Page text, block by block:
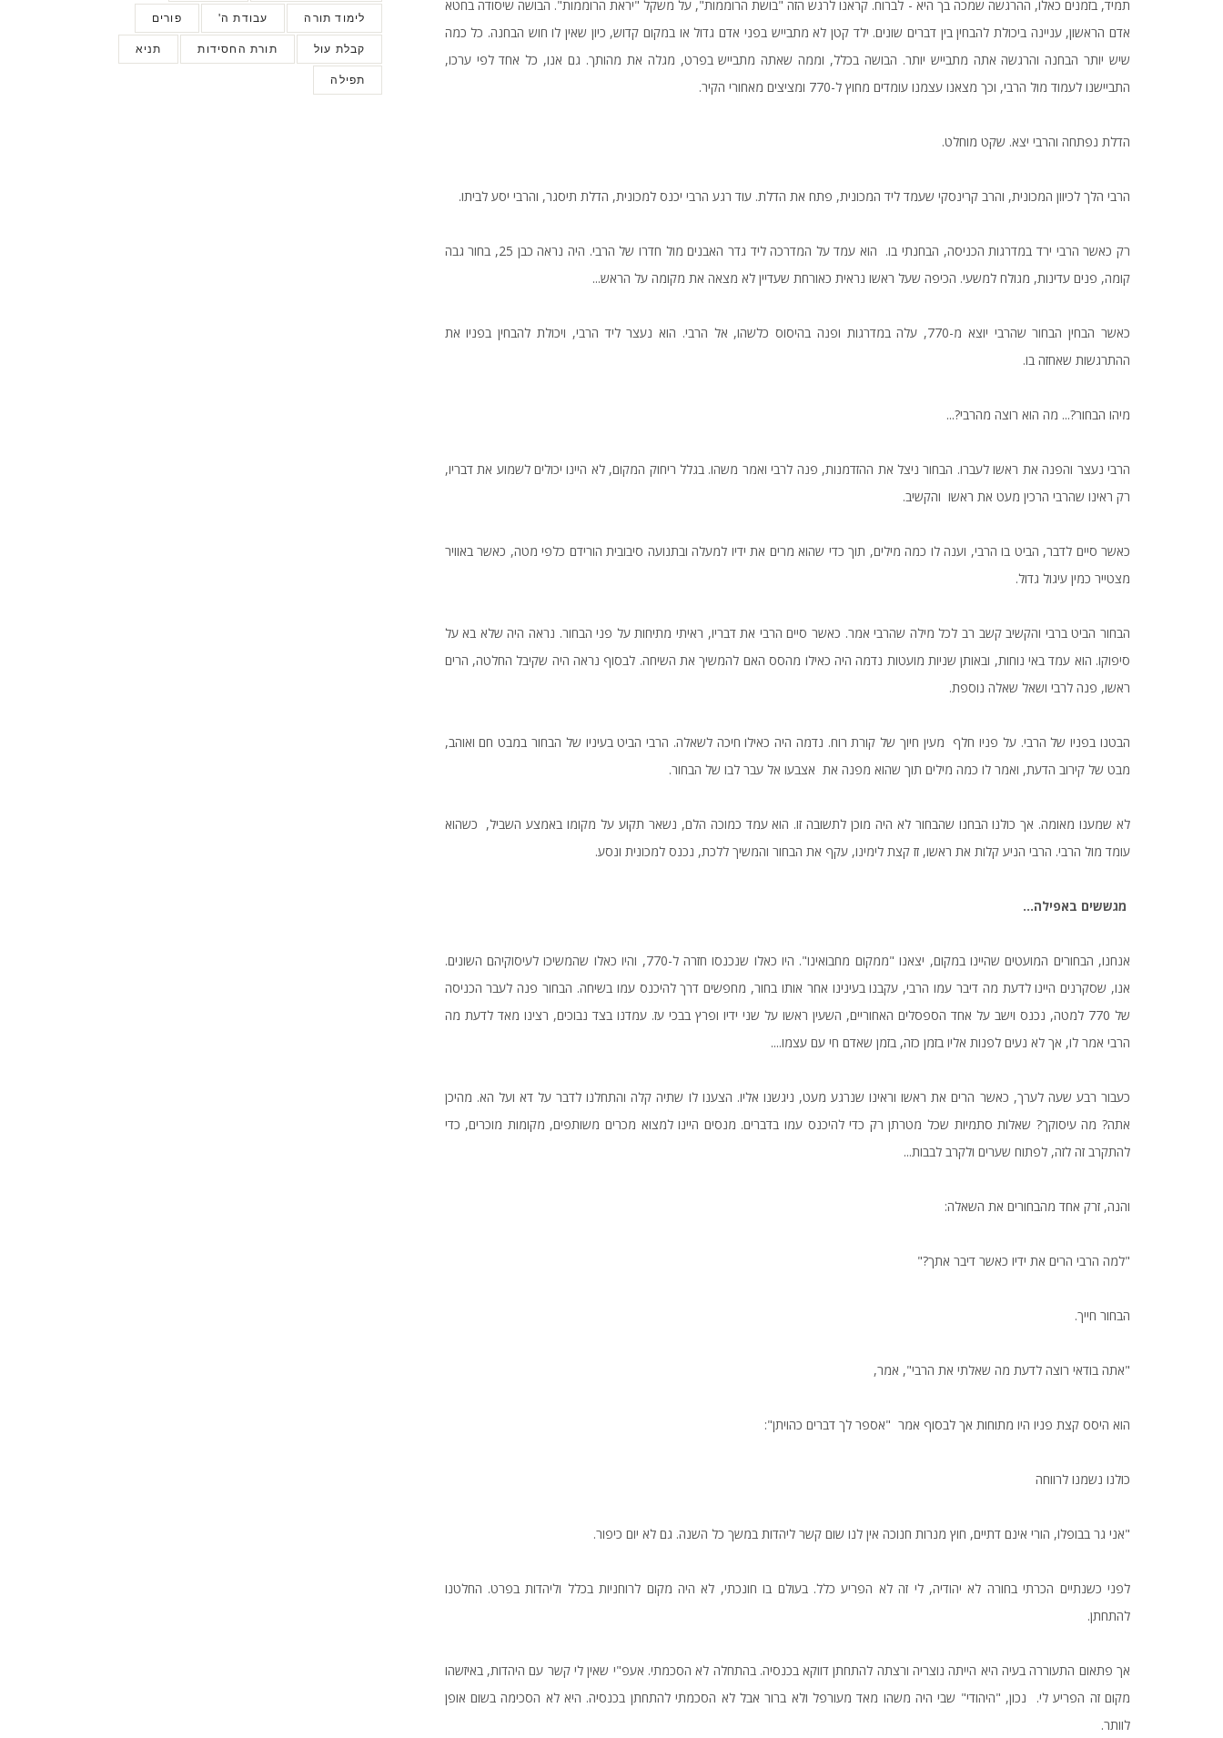
תמיד, בזמנים כאלו, ההרגשה שמכה בך היא - לברוח. קראנו לרגש הזה "בושת הרוממות", על משקל "יראת הרוממות". הבושה שיסודה בחטא
אדם הראשון, עניינה ביכולת להבחין בין דברים שונים. ילד קטן לא מתבייש בפני אדם גדול או במקום קדוש, כיון שאין לו חוש הבחנה. כל כמה
שיש יותר הבחנה והרגשה אתה מתבייש יותר. הבושה בכלל, וממה שאתה מתבייש בפרט, מגלה את מהותך. גם אנו, כל אחד לפי ערכו,
התביישנו לעמוד מול הרבי, וכך מצאנו עצמנו עומדים מחוץ ל-770 ומציצים מאחורי הקיר.
הדלת נפתחה והרבי יצא. שקט מוחלט.
הרבי הלך לכיוון המכונית, והרב קרינסקי שעמד ליד המכונית, פתח את הדלת. עוד רגע הרבי יכנס למכונית, הדלת תיסגר, והרבי יסע לביתו.
רק כאשר הרבי ירד במדרגות הכניסה, הבחנתי בו. הוא עמד על המדרכה ליד גדר האבנים מול חדרו של הרבי. היה נראה כבן 25, בחור גבה
קומה, פנים עדינות, מגולח למשעי. הכיפה שעל ראשו נראית כאורחת שעדיין לא מצאה את מקומה על הראש...
כאשר הבחין הבחור שהרבי יוצא מ-770, עלה במדרגות ופנה בהיסוס כלשהו, אל הרבי. הוא נעצר ליד הרבי, ויכולת להבחין בפניו את
ההתרגשות שאחזה בו.
מיהו הבחור?... מה הוא רוצה מהרבי?...
הרבי נעצר והפנה את ראשו לעברו. הבחור ניצל את ההזדמנות, פנה לרבי ואמר משהו. בגלל ריחוק המקום, לא היינו יכולים לשמוע את דבריו,
רק ראינו שהרבי הרכין מעט את ראשו והקשיב.
כאשר סיים לדבר, הביט בו הרבי, וענה לו כמה מילים, תוך כדי שהוא מרים את ידיו למעלה ובתנועה סיבובית הורידם כלפי מטה, כאשר באוויר
מצטייר כמין עיגול גדול.
הבחור הביט ברבי והקשיב קשב רב לכל מילה שהרבי אמר. כאשר סיים הרבי את דבריו, ראיתי מתיחות על פני הבחור. נראה היה שלא בא על
סיפוקו. הוא עמד באי נוחות, ובאותן שניות מועטות נדמה היה כאילו מהסס האם להמשיך את השיחה. לבסוף נראה היה שקיבל החלטה, הרים
ראשו, פנה לרבי ושאל שאלה נוספת.
הבטנו בפניו של הרבי. על פניו חלף מעין חיוך של קורת רוח. נדמה היה כאילו חיכה לשאלה. הרבי הביט בעיניו של הבחור במבט חם ואוהב,
מבט של קירוב הדעת, ואמר לו כמה מילים תוך שהוא מפנה את אצבעו אל עבר לבו של הבחור.
לא שמענו מאומה. אך כולנו הבחנו שהבחור לא היה מוכן לתשובה זו. הוא עמד כמוכה הלם, נשאר תקוע על מקומו באמצע השביל, כשהוא
עומד מול הרבי. הרבי הניע קלות את ראשו, זז קצת לימינו, עקף את הבחור והמשיך ללכת, נכנס למכונית ונסע.
מגששים באפילה...
אנחנו, הבחורים המועטים שהיינו במקום, יצאנו "ממקום מחבואינו". היו כאלו שנכנסו חזרה ל-770, והיו כאלו שהמשיכו לעיסוקיהם השונים.
אנו, שסקרנים היינו לדעת מה דיבר עמו הרבי, עקבנו בעינינו אחר אותו בחור, מחפשים דרך להיכנס עמו בשיחה. הבחור פנה לעבר הכניסה
של 770 למטה, נכנס וישב על אחד הספסלים האחוריים, השעין ראשו על שני ידיו ופרץ בבכי עז. עמדנו בצד נבוכים, רצינו מאד לדעת מה
הרבי אמר לו, אך לא נעים לפנות אליו בזמן כזה, בזמן שאדם חי עם עצמו....
כעבור רבע שעה לערך, כאשר הרים את ראשו וראינו שנרגע מעט, ניגשנו אליו. הצענו לו שתיה קלה והתחלנו לדבר על דא ועל הא. מהיכן
אתה? מה עיסוקך? שאלות סתמיות שכל מטרתן רק כדי להיכנס עמו בדברים. מנסים היינו למצוא מכרים משותפים, מקומות מוכרים, כדי
להתקרב זה לזה, לפתוח שערים ולקרב לבבות...
והנה, זרק אחד מהבחורים את השאלה:
"למה הרבי הרים את ידיו כאשר דיבר אתך?"
הבחור חייך.
"אתה בודאי רוצה לדעת מה שאלתי את הרבי", אמר,
הוא היסס קצת פניו היו מתוחות אך לבסוף אמר "אספר לך דברים כהויתן":
כולנו נשמנו לרווחה
"אני גר בבופלו, הורי אינם דתיים, חוץ מנרות חנוכה אין לנו שום קשר ליהדות במשך כל השנה. גם לא יום כיפור.
לפני כשנתיים הכרתי בחורה לא יהודיה, לי זה לא הפריע כלל. בעולם בו חונכתי, לא היה מקום לרוחניות בכלל וליהדות בפרט. החלטנו
להתחתן.
אך פתאום התעוררה בעיה היא הייתה נוצריה ורצתה להתחתן דווקא בכנסיה. בהתחלה לא הסכמתי. אעפ"י שאין לי קשר עם היהדות, באיזשהו
מקום זה הפריע לי. נכון, "היהודי" שבי היה משהו מאד מעורפל ולא ברור אבל לא הסכמתי להתחתן בכנסיה. היא לא הסכימה בשום אופן
לוותר.
לימוד תורה עבודת ה' פורים
קבלת עול תורת החסידות תניא
תפילה